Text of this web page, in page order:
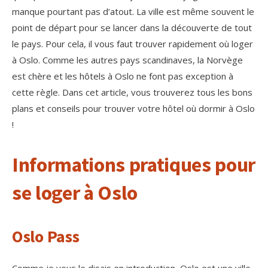
manque pourtant pas d’atout. La ville est même souvent le
point de départ pour se lancer dans la découverte de tout
le pays. Pour cela, il vous faut trouver rapidement où loger
à Oslo. Comme les autres pays scandinaves, la Norvège
est chère et les hôtels à Oslo ne font pas exception à
cette règle. Dans cet article, vous trouverez tous les bons
plans et conseils pour trouver votre hôtel où dormir à Oslo
!
Informations pratiques pour
se loger à Oslo
Oslo Pass